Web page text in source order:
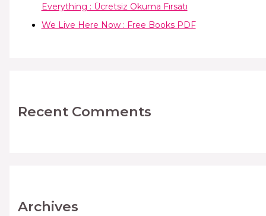
Everything : Ücretsiz Okuma Fırsatı
We Live Here Now : Free Books PDF
Recent Comments
Archives